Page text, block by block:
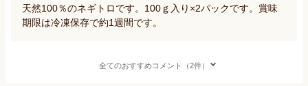
天然100％のネギトロです。100ｇ入り×2パックです。賞味
期限は冷凍保存で約1週間です。
全てのおすすめコメント（2件）